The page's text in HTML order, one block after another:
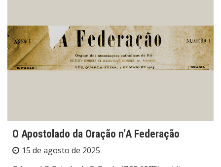
O Apostolado da Oração n’A Federação
15 de agosto de 2025